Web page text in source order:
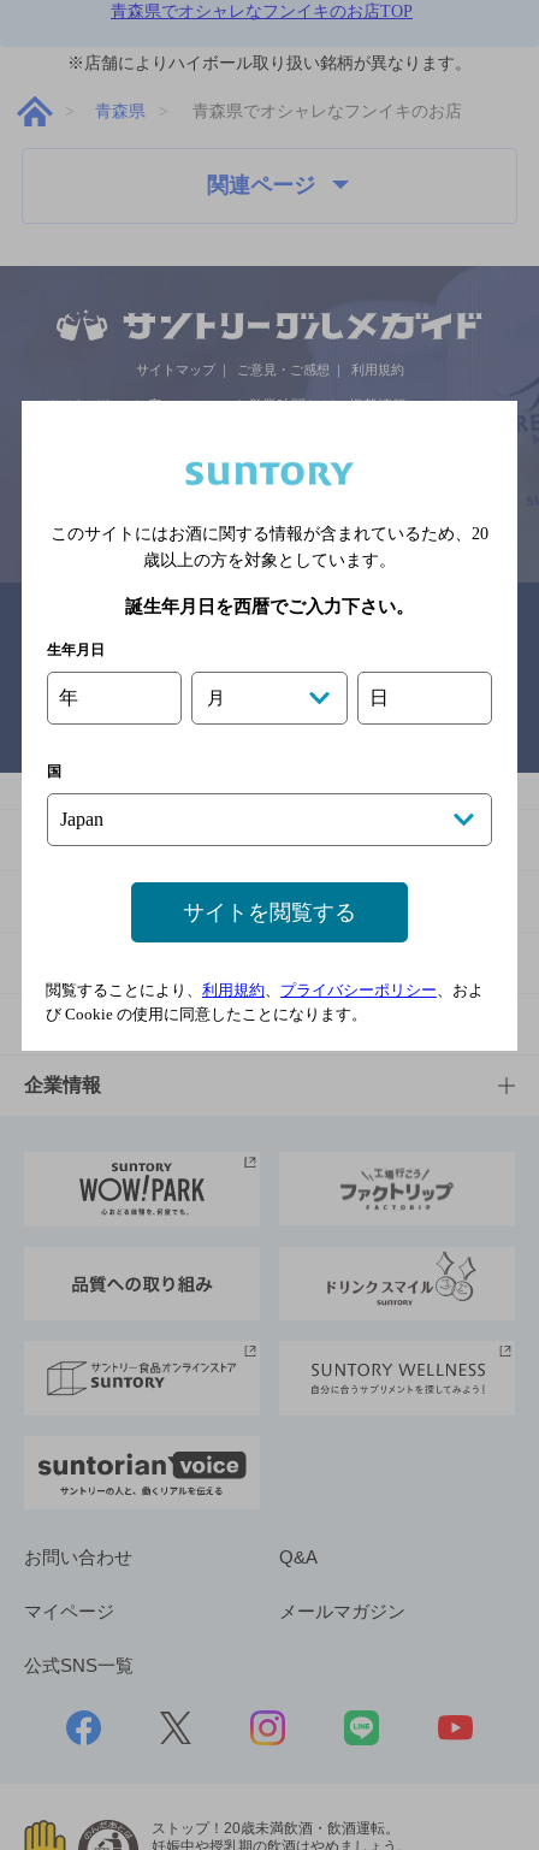
青森県でオシャレなフンイキのお店TOP
※店舗によりハイボール取り扱い銘柄が異なります。
青森県 青森県でオシャレなフンイキのお店
関連ページ
サイトマップ ご意見・ご感想 利用規約
※それぞれのお店のメニューや営業時間などの掲載情報については、
す。
関連リンク
商品
商品発売情報
栄養成分一覧
キャンペーン
工場見学
地域情報
文化・スポーツTOP
サントリーホール
サントリーサンバーズ大阪
サステナビリティ
サステナビリティTOP
サントリーが考えるサステナビリティ経営
企業情報
企業概要
採用情報
お問い合わせ Q&A
マイページ メールマガジン
公式SNS一覧
ストップ！20歳未満飲酒・飲酒運転。
妊娠中や授乳期の飲酒はやめましょう。
このサイトにはお酒に関する情報が含まれているため、 20
歳以上の方を対象としています。
誕生年月日を西暦でご入力下さい。
生年月日
年 月 日
国
サイトを閲覧する
閲覧することにより、 利用規約 プライバシーポリシー 、およ
び Cookie の使用に同意したことになります。